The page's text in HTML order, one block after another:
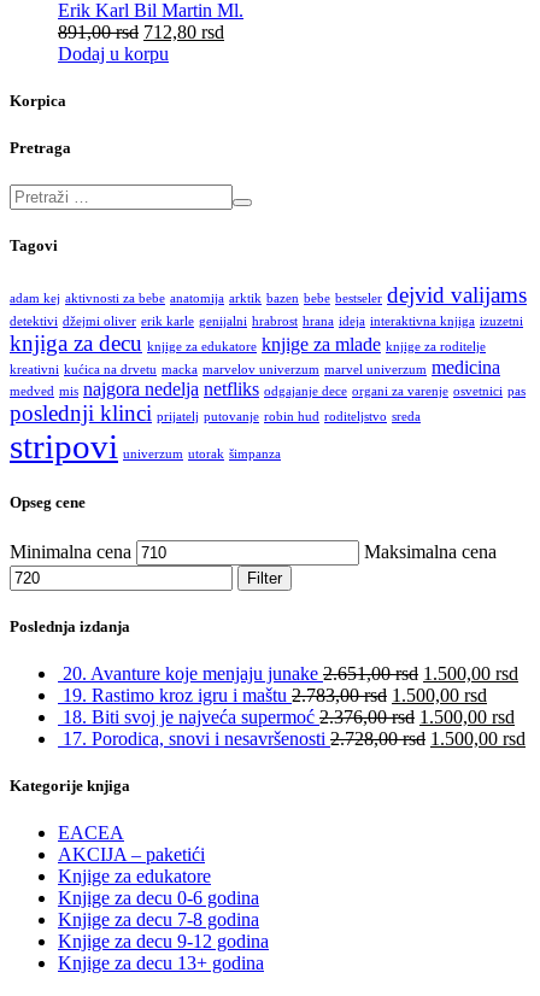
Erik Karl Bil Martin Ml.
891,00rsd 712,80 rsd
Dodaj u korpu
Korpica
Pretraga
Tagovi
adam kej aktivnosti za bebe anatomija arktik bazen bebe bestseler dejvid valijams
detektivi džejmi oliver erik karle genijalni hrabrost hrana ideja interaktivna knjiga izuzetni
knjiga za decu knjige za edukatore knjige za mlade knjige za roditelje
kreativni kućica na drvetu macka marvelov univerzum marvel univerzum medicina
medved mis najgora nedelja netfliks odgajanje dece organi za varenje osvetnici pas
poslednji klinci prijatelj putovanje robin hud roditeljstvo sreda
stripovi univerzum utorak šimpanza
Opseg cene
Minimalna cena Maksimalna cena
Filter
Poslednja izdanja
20. Avanture koje menjaju junake 2.651,00rsd 1.500,00 rsd
19. Rastimo kroz igru i maštu 2.783,00rsd 1.500,00 rsd
18. Biti svoj je najveća supermoć 2.376,00rsd 1.500,00 rsd
17. Porodica, snovi i nesavršenosti 2.728,00rsd 1.500,00 rsd
Kategorije knjiga
EACEA
AKCIJA – paketići
Knjige za edukatore
Knjige za decu 0-6 godina
Knjige za decu 7-8 godina
Knjige za decu 9-12 godina
Knjige za decu 13+ godina